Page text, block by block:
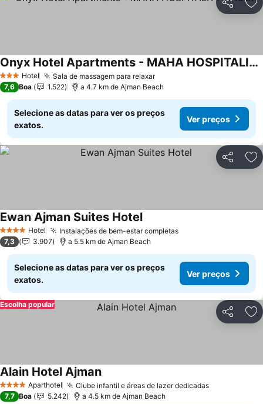
Partilhar
3 EstrelasHotel Sala de massagem para relaxar
Onyx Hotel Apartments - MAHA HOSPITALITY GROUP
7,6 Boa 1.522 a 4.7 km de Ajman Beach
Selecione as datas para ver os preços
exatos.
Ver preços
Partilhar
4 EstrelasHotel Instalações de bem-estar completas
Ewan Ajman Suites Hotel
7,3 3.907 a 5.5 km de Ajman Beach
Selecione as datas para ver os preços
exatos.
Ver preços
Partilhar
Escolha popular
4 EstrelasAparthotel Clube infantil e áreas de lazer dedicadas
Alain Hotel Ajman
7,7 Boa 5.242 a 4.5 km de Ajman Beach